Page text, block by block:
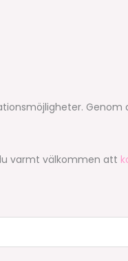
varmt välkommen att